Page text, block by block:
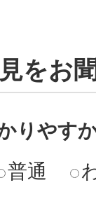
をお
りやす
普通